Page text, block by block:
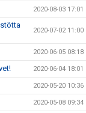
2020-08-03 17:01
2020-07-02 11:00
2020-06-05 08:18
2020-06-04 18:01
2020-05-20 10:36
2020-05-08 09:34